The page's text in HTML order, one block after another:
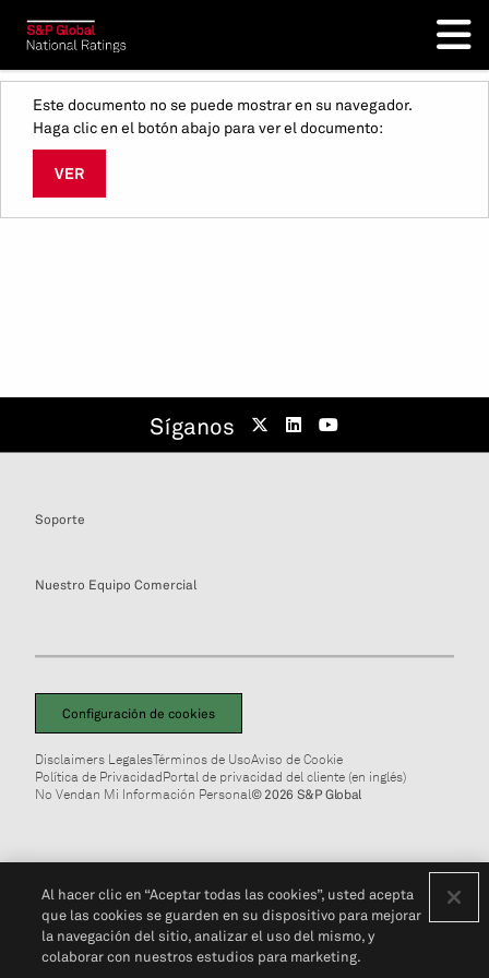
Este documento no se puede mostrar en su navegador.
Haga clic en el botón abajo para ver el documento:
VER
Síganos
Soporte
Nuestro Equipo Comercial
Configuración de cookies
Disclaimers LegalesTérminos de UsoAviso de Cookie
Política de PrivacidadPortal de privacidad del cliente (en inglés)
No Vendan Mi Información Personal© 2026 S&P Global
Al hacer clic en “Aceptar todas las cookies”, usted acepta
que las cookies se guarden en su dispositivo para mejorar
la navegación del sitio, analizar el uso del mismo, y
colaborar con nuestros estudios para marketing.